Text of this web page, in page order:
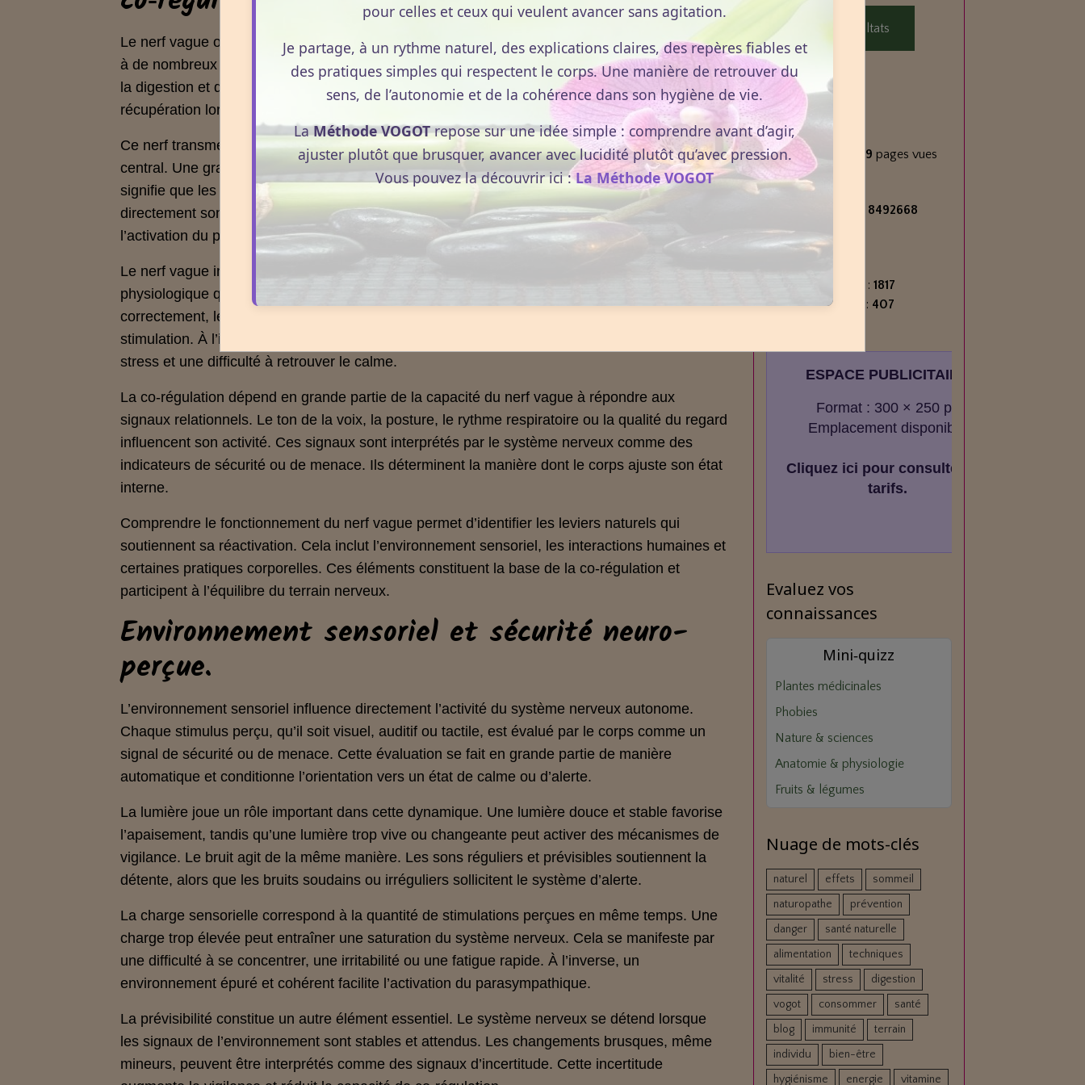
Le nerf vague occupe une place essentielle dans la co‑régulation nerveuse. Il relie le cerveau
à de nombreux organes et participe à la régulation du rythme cardiaque, de la respiration, de
la digestion et de l’inflammation. Son rôle principal consiste à favoriser un état de calme et de
récupération lorsque les signaux perçus sont cohérents et non menaçants.
Ce nerf transmet en permanence des informations entre le corps et le système nerveux
central. Une grande partie de ces informations circule dans le sens corps vers cerveau. Cela
signifie que les sensations physiques, l’environnement et les interactions sociales influencent
directement son activité. Lorsque les signaux sont stables et prévisibles, le nerf vague facilite
l’activation du parasympathique.
Le nerf vague intervient également dans la modulation du stress. Il agit comme un frein
physiologique qui limite l’intensité des réponses d’alerte. Lorsque ce frein fonctionne
correctement, le corps peut revenir plus rapidement à un état d’équilibre après une
stimulation. À l’inverse, un nerf vague peu réactif peut entraîner une sensibilité accrue au
stress et une difficulté à retrouver le calme.
La co‑régulation dépend en grande partie de la capacité du nerf vague à répondre aux
signaux relationnels. Le ton de la voix, la posture, le rythme respiratoire ou la qualité du regard
influencent son activité. Ces signaux sont interprétés par le système nerveux comme des
indicateurs de sécurité ou de menace. Ils déterminent la manière dont le corps ajuste son état
interne.
Comprendre le fonctionnement du nerf vague permet d’identifier les leviers naturels qui
soutiennent sa réactivation. Cela inclut l’environnement sensoriel, les interactions humaines et
certaines pratiques corporelles. Ces éléments constituent la base de la co‑régulation et
participent à l’équilibre du terrain nerveux.
Environnement sensoriel et sécurité neuro-
perçue.
L’environnement sensoriel influence directement l’activité du système nerveux autonome.
Chaque stimulus perçu, qu’il soit visuel, auditif ou tactile, est évalué par le corps comme un
signal de sécurité ou de menace. Cette évaluation se fait en grande partie de manière
automatique et conditionne l’orientation vers un état de calme ou d’alerte.
La lumière joue un rôle important dans cette dynamique. Une lumière douce et stable favorise
l’apaisement, tandis qu’une lumière trop vive ou changeante peut activer des mécanismes de
vigilance. Le bruit agit de la même manière. Les sons réguliers et prévisibles soutiennent la
détente, alors que les bruits soudains ou irréguliers sollicitent le système d’alerte.
La charge sensorielle correspond à la quantité de stimulations perçues en même temps. Une
charge trop élevée peut entraîner une saturation du système nerveux. Cela se manifeste par
une difficulté à se concentrer, une irritabilité ou une fatigue rapide. À l’inverse, un
environnement épuré et cohérent facilite l’activation du parasympathique.
La prévisibilité constitue un autre élément essentiel. Le système nerveux se détend lorsque
les signaux de l’environnement sont stables et attendus. Les changements brusques, même
mineurs, peuvent être interprétés comme des signaux d’incertitude. Cette incertitude
Voir les résultats
Statistiques
Aujourd'hui
1143 visiteurs - 2169 pages vues
Total
8492668
pages vues
Nombre de pages :1817
Nombre d'articles : 407
ESPACE PUBLICITAIRE
Format : 300 × 250 px
Emplacement disponible
Cliquez ici pour consulter les
tarifs.
Evaluez vos
connaissances
Mini‑quizz
Plantes médicinales
Phobies
Nature & sciences
Anatomie & physiologie
Fruits & légumes
Nuage de mots-clés
naturel effets
sommeil
naturopathe
prévention
danger
santé naturelle
alimentation
techniques
vitalité
stress
digestion
vogot
consommer
santé
blog
immunité
terrain
individu
bien-être
hygiénisme
energie vitamine
pour celles et ceux qui veulent avancer sans agitation.
Je partage, à un rythme naturel, des explications claires, des repères fiables et
des pratiques simples qui respectent le corps. Une manière de retrouver du
sens, de l’autonomie et de la cohérence dans son hygiène de vie.
LaMéthode VOGOTrepose sur une idée simple : comprendre avant d’agir,
ajuster plutôt que brusquer, avancer avec lucidité plutôt qu’avec pression.
Vous pouvez la découvrir ici :La Méthode VOGOT